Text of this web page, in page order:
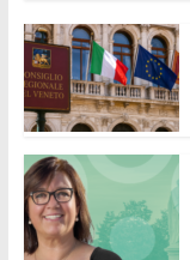
e
b
o
o
k
itt
er